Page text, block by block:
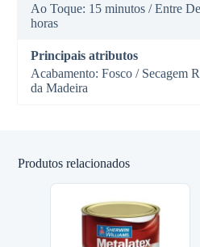
Ao Toque: 15 minutos / Entre
horas
Principais atributos
Acabamento: Fosco / Secagem
da Madeira
Produtos relacionados